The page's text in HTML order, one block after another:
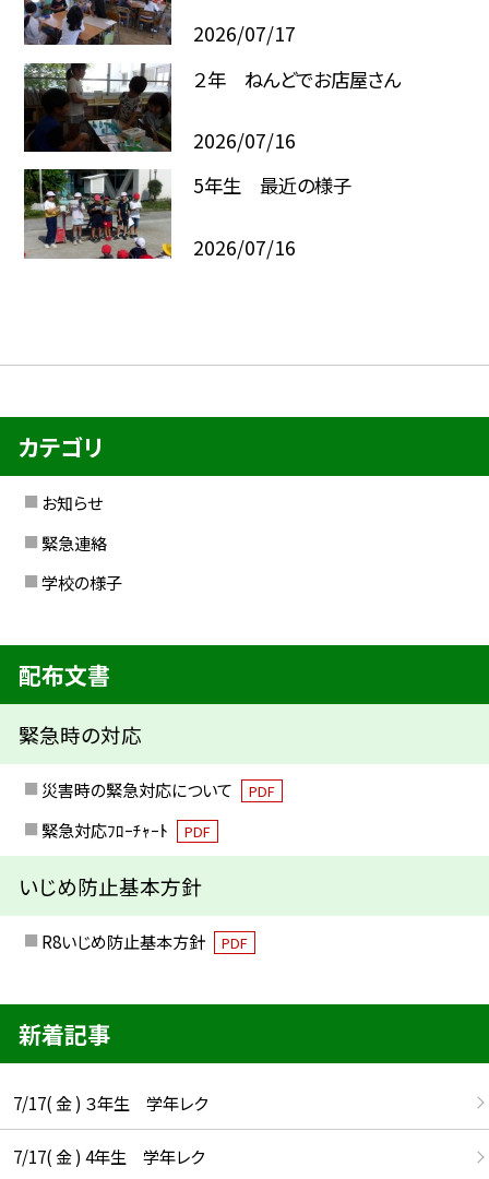
2026/07/17
２年 ねんどでお店屋さん
2026/07/16
5年生 最近の様子
2026/07/16
カテゴリ
お知らせ
緊急連絡
学校の様子
配布文書
緊急時の対応
災害時の緊急対応について PDF
緊急対応ﾌﾛｰﾁｬｰﾄ PDF
いじめ防止基本方針
R8いじめ防止基本方針 PDF
新着記事
7/17( 金 ) ３年生 学年レク
7/17( 金 ) 4年生 学年レク